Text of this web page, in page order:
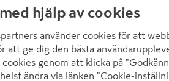
12MM FURU
225 kr/ ST
hjälp av cookies
använder cookies för att
att ge dig den bästa
genom att klicka på
ändra via länken "Cookie-